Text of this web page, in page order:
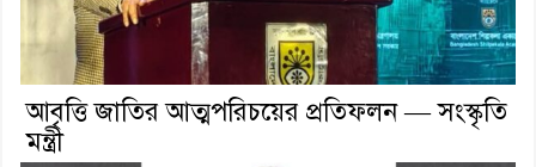
আবৃত্তি জাতির আত্মপরিচয়ের প্রতিফলন — সংস্কৃতি
মন্ত্রী